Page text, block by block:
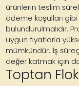
ürünlerin teslim
ödeme koşulları
bulundurulmalıdır.
uygun fiyatlarla
mümkündür. İş
değer katmak için
Toptan